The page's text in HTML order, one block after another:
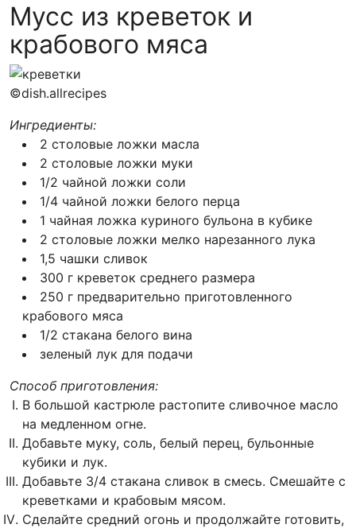
Мусс из креветок и
крабового мяса
©dish.allrecipes
Ингредиенты:
2 столовые ложки масла
2 столовые ложки муки
1/2 чайной ложки соли
1/4 чайной ложки белого перца
1 чайная ложка куриного бульона в кубике
2 столовые ложки мелко нарезанного лука
1,5 чашки сливок
300 г креветок среднего размера
250 г предварительно приготовленного
крабового мяса
1/2 стакана белого вина
зеленый лук для подачи
Способ приготовления:
В большой кастрюле растопите сливочное масло
на медленном огне.
Добавьте муку, соль, белый перец, бульонные
кубики и лук.
Добавьте 3/4 стакана сливок в смесь. Смешайте с
креветками и крабовым мясом.
Сделайте средний огонь и продолжайте готовить,